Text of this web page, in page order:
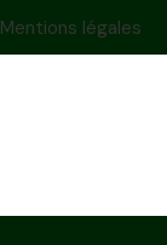
Mentions légales